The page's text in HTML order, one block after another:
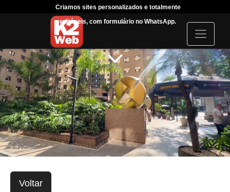
Criamos sites personalizados e totalmente
editáveis, com formulário no WhatsApp.
I
c
o
n
Voltar